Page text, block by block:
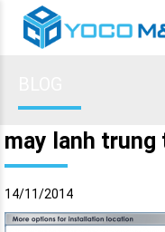
may lanh trung
14/11/2014